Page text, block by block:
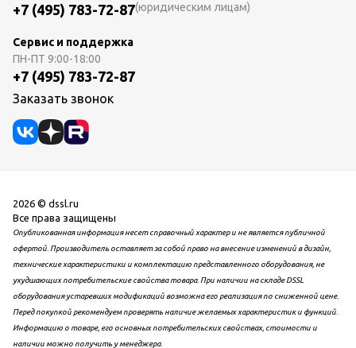
+7 (495) 783-72-87(юридическим лицам)
Сервис и поддержка
ПН-ПТ 9:00-18:00
+7 (495) 783-72-87
Заказать звонок
2026 © dssl.ru
Все права защищены
Опубликованная информация несет справочный характер и не является публичной
офертой. Производитель оставляет за собой право на внесение изменений в дизайн,
технические характеристики и комплектацию представленного оборудования, не
ухудшающих потребительские свойства товара. При наличии на складе DSSL
оборудования устаревших модификаций возможна его реализация по сниженной цене.
Перед покупкой рекомендуем проверять наличие желаемых характеристик и функций.
Информацию о товаре, его основных потребительских свойствах, стоимости и
наличии можно получить у менеджера.